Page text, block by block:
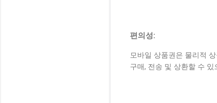
편의성:
모바일 상품권은 물리적
구매, 전송 및 상환할 수